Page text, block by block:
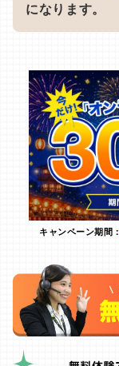
になります。
キャンペーン期間：